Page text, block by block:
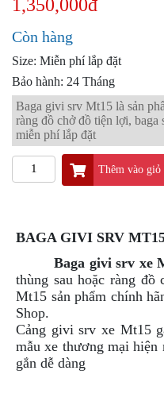
ĐỒ
PG1
PHỤ
KIỆN
YAMAHA
PG-
1
CẢNG
ĐỒ
PHỤ
KIỆN
XSR
155
ÁO
MƯA
1,350,000đ
Còn hàng
Size: Miễn phí lắp đặt
Bảo hành: 24 Tháng
Baga givi srv Mt15 là sản
ràng đồ chở đồ tiện lợi,
miễn phí lắp đặt
Thêm vào giỏ
BAGA GIVI SRV
Baga givi srv xe
thùng sau hoặc ràng
Mt15 sản phẩm chính
Shop.
Cảng givi srv xe Mt15
mẫu xe thương mại hiện
gắn dễ dàng